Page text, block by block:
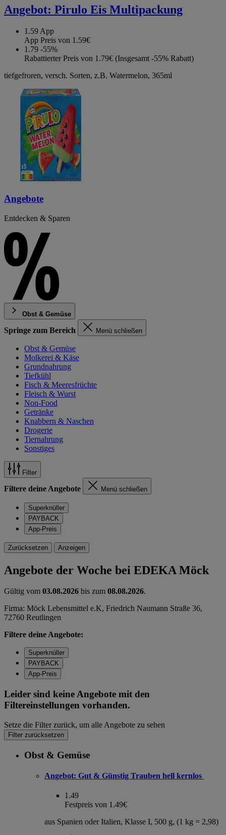
Angebot: Pirulo Eis Multipackung
1.59 App
App Preis von 1.59€
1.79 -55%
Rabattierter Preis von 1.79€ (Insgesamt -55% Rabatt)
tiefgefroren, versch. Sorten, z.B. Watermelon, 365ml
Angebote
Entdecken & Sparen
Obst & Gemüse
Springe zum Bereich Menü schließen
Obst & Gemüse
Molkerei & Käse
Grundnahrung
Tiefkühl
Fisch & Meeresfrüchte
Fleisch & Wurst
Non-Food
Getränke
Knabbern & Naschen
Drogerie
Tiernahrung
Sonstiges
Filter
Filtere deine Angebote Menü schließen
Superknüller
PAYBACK
App-Preis
Zurücksetzen Anzeigen
Angebote der Woche bei EDEKA Möck
Gültig vom 03.08.2026 bis zum 08.08.2026.
Firma: Möck Lebensmittel e.K, Friedrich Naumann Straße 36,
72760 Reutlingen
Filtere deine Angebote:
Superknüller
PAYBACK
App-Preis
Leider sind keine Angebote mit den
Filtereinstellungen vorhanden.
Setze die Filter zurück, um alle Angebote zu sehen
Filter zurücksetzen
Obst & Gemüse
Angebot: Gut & Günstig Trauben hell kernlos
1.49
Festpreis von 1.49€
aus Spanien oder Italien, Klasse I, 500 g, (1 kg = 2,98)